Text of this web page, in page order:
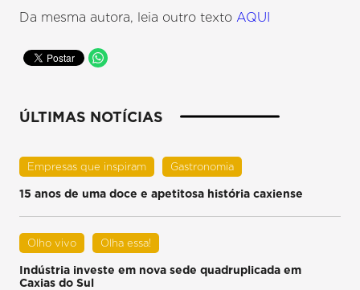
Da mesma autora, leia outro texto AQUI
ÚLTIMAS NOTÍCIAS
Empresas que inspiram Gastronomia
15 anos de uma doce e apetitosa história caxiense
Olho vivo Olha essa!
Indústria investe em nova sede quadruplicada em
Caxias do Sul